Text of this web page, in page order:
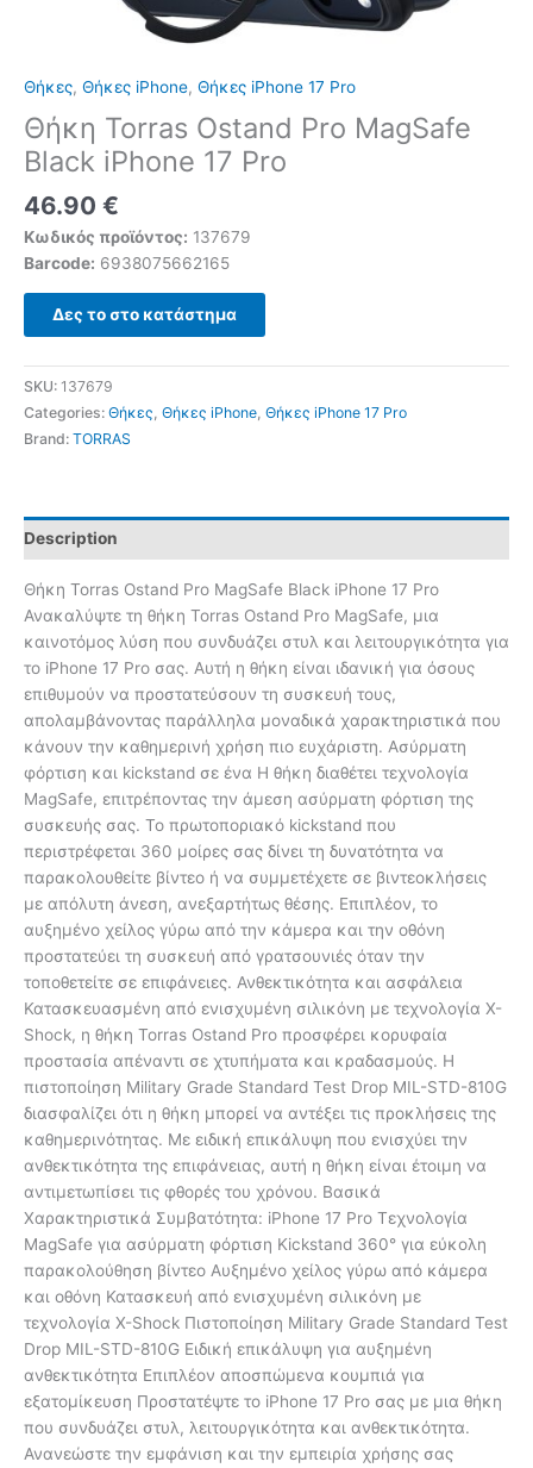
Θήκες, Θήκες iPhone, Θήκες iPhone 17 Pro
Θήκη Torras Ostand Pro MagSafe
Black iPhone 17 Pro
46.90 €
Κωδικός προϊόντος: 137679
Barcode: 6938075662165
Δες το στο κατάστημα
SKU: 137679
Categories: Θήκες Θήκες iPhone Θήκες iPhone 17 Pro
Brand: TORRAS
Description
Θήκη Torras Ostand Pro MagSafe Black iPhone 17 Pro
Ανακαλύψτε τη θήκη Torras Ostand Pro MagSafe, μια
καινοτόμος λύση που συνδυάζει στυλ και λειτουργικότητα για
το iPhone 17 Pro σας. Αυτή η θήκη είναι ιδανική για όσους
επιθυμούν να προστατεύσουν τη συσκευή τους,
απολαμβάνοντας παράλληλα μοναδικά χαρακτηριστικά που
κάνουν την καθημερινή χρήση πιο ευχάριστη. Ασύρματη
φόρτιση και kickstand σε ένα Η θήκη διαθέτει τεχνολογία
MagSafe, επιτρέποντας την άμεση ασύρματη φόρτιση της
συσκευής σας. Το πρωτοποριακό kickstand που
περιστρέφεται 360 μοίρες σας δίνει τη δυνατότητα να
παρακολουθείτε βίντεο ή να συμμετέχετε σε βιντεοκλήσεις
με απόλυτη άνεση, ανεξαρτήτως θέσης. Επιπλέον, το
αυξημένο χείλος γύρω από την κάμερα και την οθόνη
προστατεύει τη συσκευή από γρατσουνιές όταν την
τοποθετείτε σε επιφάνειες. Ανθεκτικότητα και ασφάλεια
Κατασκευασμένη από ενισχυμένη σιλικόνη με τεχνολογία X-
Shock, η θήκη Torras Ostand Pro προσφέρει κορυφαία
προστασία απέναντι σε χτυπήματα και κραδασμούς. Η
πιστοποίηση Military Grade Standard Test Drop MIL-STD-810G
διασφαλίζει ότι η θήκη μπορεί να αντέξει τις προκλήσεις της
καθημερινότητας. Με ειδική επικάλυψη που ενισχύει την
ανθεκτικότητα της επιφάνειας, αυτή η θήκη είναι έτοιμη να
αντιμετωπίσει τις φθορές του χρόνου. Βασικά
Χαρακτηριστικά Συμβατότητα: iPhone 17 Pro Τεχνολογία
MagSafe για ασύρματη φόρτιση Kickstand 360° για εύκολη
παρακολούθηση βίντεο Αυξημένο χείλος γύρω από κάμερα
και οθόνη Κατασκευή από ενισχυμένη σιλικόνη με
τεχνολογία X-Shock Πιστοποίηση Military Grade Standard Test
Drop MIL-STD-810G Ειδική επικάλυψη για αυξημένη
ανθεκτικότητα Επιπλέον αποσπώμενα κουμπιά για
εξατομίκευση Προστατέψτε το iPhone 17 Pro σας με μια θήκη
που συνδυάζει στυλ, λειτουργικότητα και ανθεκτικότητα.
Ανανεώστε την εμφάνιση και την εμπειρία χρήσης σας